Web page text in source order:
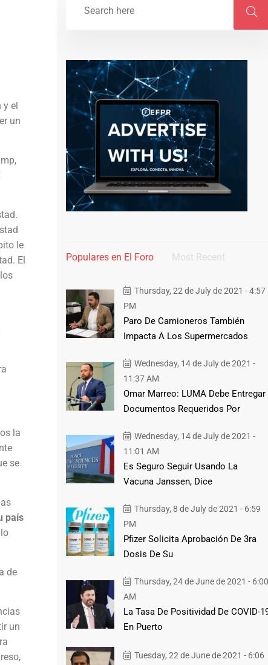
y el
un
le
El
la
se
país
de
un
Populares en El Foro Most Recent
Thursday, 22 de July de 2021 - 4:57
PM
Paro De Camioneros También
Impacta A Los Supermercados
Wednesday, 14 de July de 2021 -
11:37 AM
Omar Marreo: LUMA Debe Entregar
Documentos Requeridos Por
Wednesday, 14 de July de 2021 -
11:01 AM
Es Seguro Seguir Usando La
Vacuna Janssen, Dice
Thursday, 8 de July de 2021 - 6:59
PM
Pfizer Solicita Aprobación De 3ra
Dosis De Su
Thursday, 24 de June de 2021 - 6:00
AM
La Tasa De Positividad De COVID-
En Puerto
Tuesday, 22 de June de 2021 - 6:06